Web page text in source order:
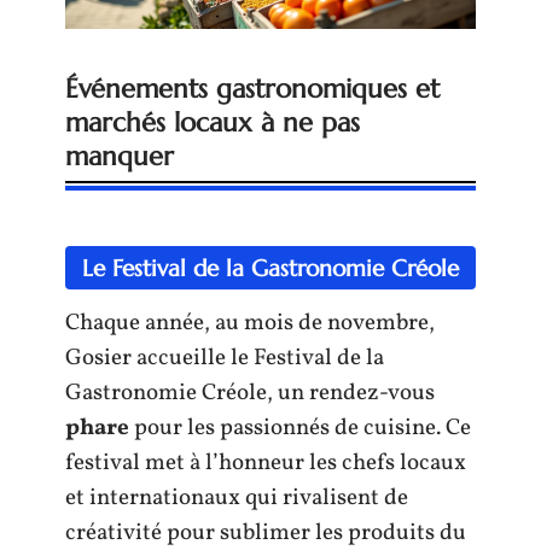
Événements gastronomiques et
marchés locaux à ne pas
manquer
Le Festival de la Gastronomie Créole
Chaque année, au mois de novembre,
Gosier accueille le Festival de la
Gastronomie Créole, un rendez-vous
pharepour les passionnés de cuisine. Ce
festival met à l’honneur les chefs locaux
et internationaux qui rivalisent de
créativité pour sublimer les produits du